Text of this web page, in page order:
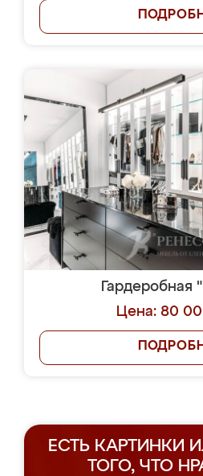
Гардеробная
Цена: 80
ЕСТЬ КАРТИНКИ
ТОГО, ЧТО